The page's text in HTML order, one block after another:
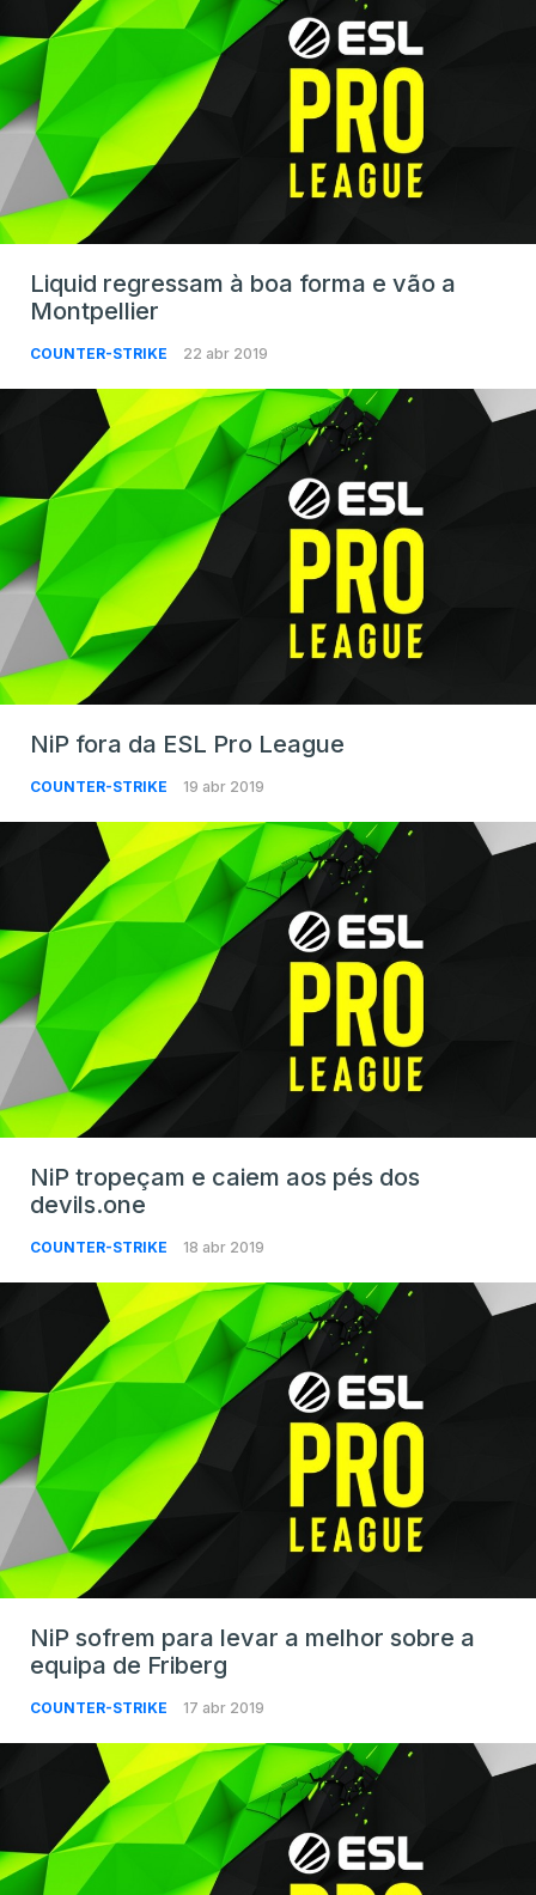
Liquid regressam à boa forma e vão a
Montpellier
COUNTER-STRIKE 22 abr 2019
NiP fora da ESL Pro League
COUNTER-STRIKE 19 abr 2019
NiP tropeçam e caiem aos pés dos
devils.one
COUNTER-STRIKE 18 abr 2019
NiP sofrem para levar a melhor sobre a
equipa de Friberg
COUNTER-STRIKE 17 abr 2019